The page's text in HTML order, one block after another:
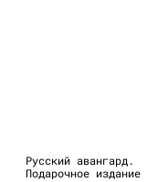
Русский авангард.
Подарочное издание